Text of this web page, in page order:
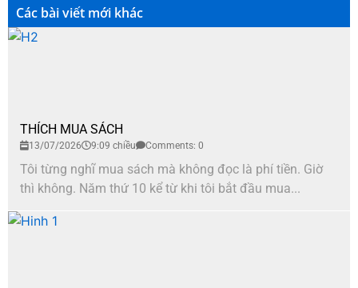
Các bài viết mới khác
THÍCH MUA SÁCH
13/07/2026 9:09 chiều Comments: 0
Tôi từng nghĩ mua sách mà không đọc là phí tiền. Giờ
thì không. Năm thứ 10 kể từ khi tôi bắt đầu mua...